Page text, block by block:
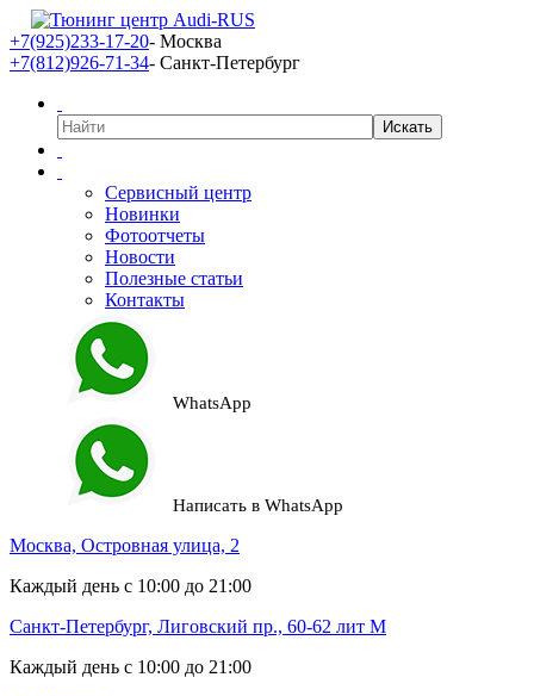
+7(925)233-17-20- Москва
+7(812)926-71-34- Санкт-Петербург
Сервисный центр
Новинки
Фотоотчеты
Новости
Полезные статьи
Контакты
WhatsApp
Написать в WhatsApp
Москва, Островная улица, 2
Каждый день с 10:00 до 21:00
Санкт-Петербург, Лиговский пр., 60-62 лит М
Каждый день с 10:00 до 21:00